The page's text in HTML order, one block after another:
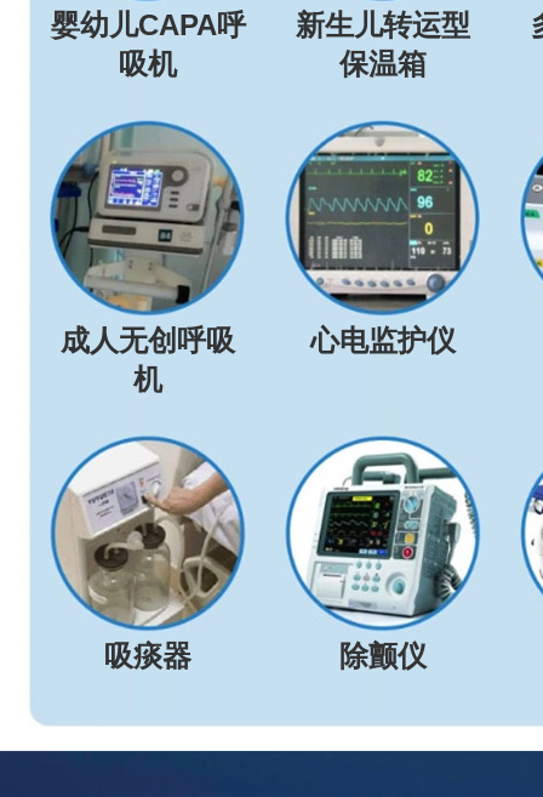
婴幼儿CAPA呼
吸机
新生儿转运型
保温箱
成人无创呼吸
机
心电监护仪
吸痰器 除颤仪